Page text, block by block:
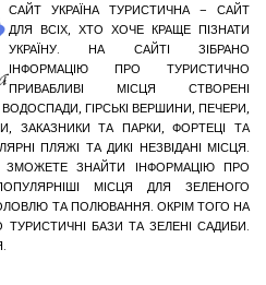
САЙТ УКРАЇНА ТУРИСТИЧНА – САЙТ
ДЛЯ ВСІХ, ХТО ХОЧЕ КРАЩЕ ПІЗНАТИ
УКРАЇНУ. НА САЙТІ ЗІБРАНО
ІНФОРМАЦІЮ ПРО ТУРИСТИЧНО
ПРИВАБЛИВІ МІСЦЯ СТВОРЕНІ
ГІРСЬКІ ВЕРШИНИ, ПЕЧЕРИ,
ЗАКАЗНИКИ ТА ПАРКИ, ФОРТЕЦІ ТА
ПЛЯЖІ ТА ДИКІ НЕЗВІДАНІ МІСЦЯ.
ЗНАЙТИ ІНФОРМАЦІЮ ПРО
МІСЦЯ ДЛЯ ЗЕЛЕНОГО
ТА ПОЛЮВАННЯ. ОКРІМ ТОГО НА
БАЗИ ТА ЗЕЛЕНІ САДИБИ.